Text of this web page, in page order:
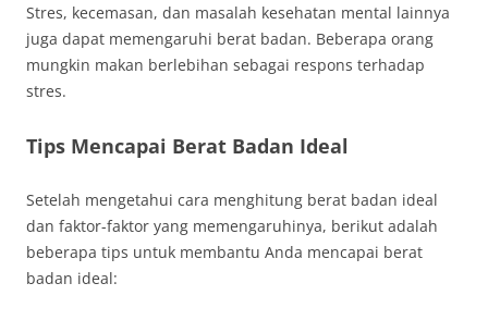
Stres, kecemasan, dan masalah kesehatan mental lainnya
juga dapat memengaruhi berat badan. Beberapa orang
mungkin makan berlebihan sebagai respons terhadap
stres.
Tips Mencapai Berat Badan Ideal
Setelah mengetahui cara menghitung berat badan ideal
dan faktor-faktor yang memengaruhinya, berikut adalah
beberapa tips untuk membantu Anda mencapai berat
badan ideal: